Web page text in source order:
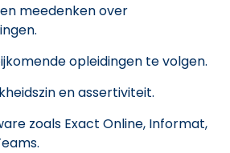
meedenken over
opleidingen te volgen.
en assertiviteit.
zoals Exact Online, Informat,